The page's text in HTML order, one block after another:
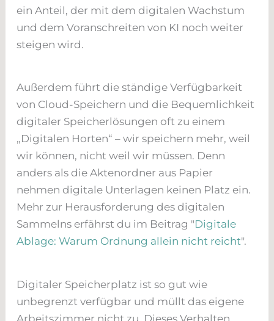
ein Anteil, der mit dem digitalen Wachstum
und dem Voranschreiten von KI noch weiter
steigen wird.
Außerdem führt die ständige Verfügbarkeit
von Cloud-Speichern und die Bequemlichkeit
digitaler Speicherlösungen oft zu einem
„Digitalen Horten“ – wir speichern mehr, weil
wir können, nicht weil wir müssen. Denn
anders als die Aktenordner aus Papier
nehmen digitale Unterlagen keinen Platz ein.
Mehr zur Herausforderung des digitalen
Sammelns erfährst du im Beitrag "Digitale
Ablage: Warum Ordnung allein nicht reicht".
Digitaler Speicherplatz ist so gut wie
unbegrenzt verfügbar und müllt das eigene
Arbeitszimmer nicht zu. Dieses Verhalten